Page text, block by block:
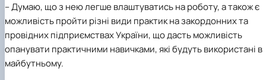
– Думаю, що з нею легше влаштуватись на роботу, а також є
можливість пройти різні види практик на закордонних та
провідних підприємствах України, що дасть можливість
опанувати практичними навичками, які будуть використані в
майбутньому.